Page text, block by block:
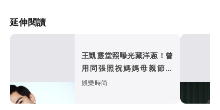
延伸閱讀
王凱靈堂照曝光藏洋蔥！曾
用同張照祝媽媽母親節快
樂
娛樂時尚